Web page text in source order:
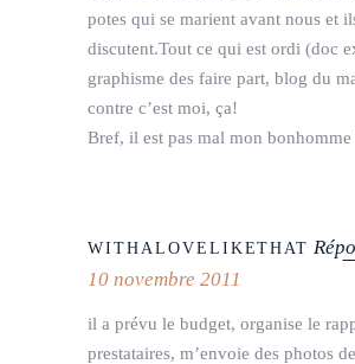
potes qui se marient avant nous et
discutent.Tout ce qui est ordi (doc
graphisme des faire part, blog du
contre c’est moi, ça!
Bref, il est pas mal mon bonhomme
WITHALOVELIKETHAT
10 novembre 2011
il a prévu le budget, organise le
prestataires, m’envoie des photos